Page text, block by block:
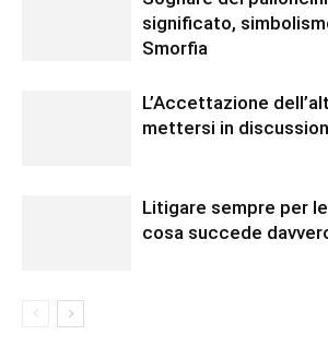
significato,
Smorfia
L’Accettazione
mettersi in
Litigare sempre per
cosa succede